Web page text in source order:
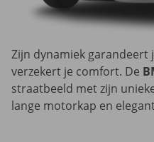
Zijn dynamiek
verzekert je comfort. De
straatbeeld met zijn
lange motorkap en